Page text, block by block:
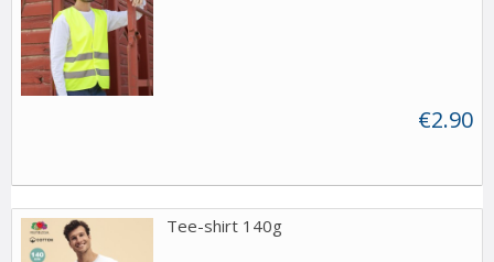
€2.90
Tee-shirt 140g